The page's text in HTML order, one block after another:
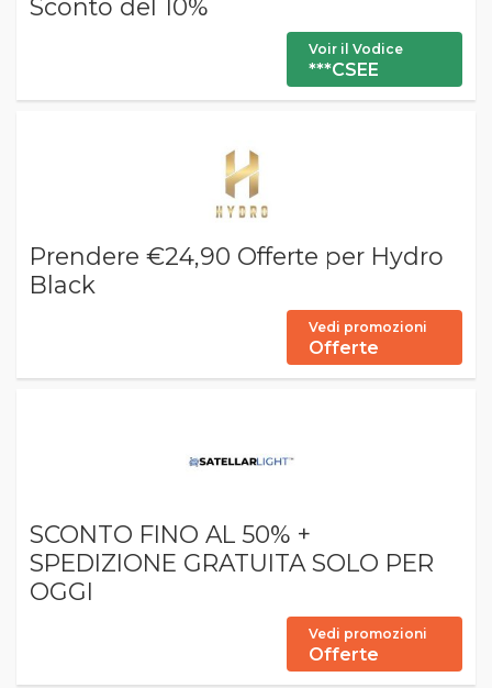
Sconto del 10%
Voir il Vodice
***CSEE
Prendere €24,90 Offerte per Hydro
Black
Vedi promozioni
Offerte
SCONTO FINO AL 50% +
SPEDIZIONE GRATUITA SOLO PER
OGGI
Vedi promozioni
Offerte